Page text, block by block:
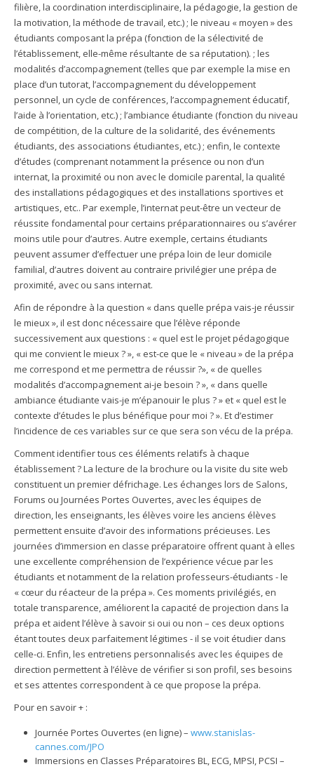
filière, la coordination interdisciplinaire, la pédagogie, la gestion de
la motivation, la méthode de travail, etc.) ; le niveau « moyen » des
étudiants composant la prépa (fonction de la sélectivité de
l’établissement, elle-même résultante de sa réputation). ; les
modalités d’accompagnement (telles que par exemple la mise en
place d’un tutorat, l’accompagnement du développement
personnel, un cycle de conférences, l’accompagnement éducatif,
l’aide à l’orientation, etc.) ; l’ambiance étudiante (fonction du niveau
de compétition, de la culture de la solidarité, des événements
étudiants, des associations étudiantes, etc.) ; enfin, le contexte
d’études (comprenant notamment la présence ou non d’un
internat, la proximité ou non avec le domicile parental, la qualité
des installations pédagogiques et des installations sportives et
artistiques, etc.. Par exemple, l’internat peut-être un vecteur de
réussite fondamental pour certains préparationnaires ou s’avérer
moins utile pour d’autres. Autre exemple, certains étudiants
peuvent assumer d’effectuer une prépa loin de leur domicile
familial, d’autres doivent au contraire privilégier une prépa de
proximité, avec ou sans internat.
Afin de répondre à la question « dans quelle prépa vais-je réussir
le mieux », il est donc nécessaire que l’élève réponde
successivement aux questions : « quel est le projet pédagogique
qui me convient le mieux ? », « est-ce que le « niveau » de la prépa
me correspond et me permettra de réussir ?», « de quelles
modalités d’accompagnement ai-je besoin ? », « dans quelle
ambiance étudiante vais-je m’épanouir le plus ? » et « quel est le
contexte d’études le plus bénéfique pour moi ? ». Et d’estimer
l’incidence de ces variables sur ce que sera son vécu de la prépa.
Comment identifier tous ces éléments relatifs à chaque
établissement ? La lecture de la brochure ou la visite du site web
constituent un premier défrichage. Les échanges lors de Salons,
Forums ou Journées Portes Ouvertes, avec les équipes de
direction, les enseignants, les élèves voire les anciens élèves
permettent ensuite d’avoir des informations précieuses. Les
journées d’immersion en classe préparatoire offrent quant à elles
une excellente compréhension de l’expérience vécue par les
étudiants et notamment de la relation professeurs-étudiants - le
« cœur du réacteur de la prépa ». Ces moments privilégiés, en
totale transparence, améliorent la capacité de projection dans la
prépa et aident l’élève à savoir si oui ou non – ces deux options
étant toutes deux parfaitement légitimes - il se voit étudier dans
celle-ci. Enfin, les entretiens personnalisés avec les équipes de
direction permettent à l’élève de vérifier si son profil, ses besoins
et ses attentes correspondent à ce que propose la prépa.
Pour en savoir + :
Journée Portes Ouvertes (en ligne) – www.stanislas-
cannes.com/JPO
Immersions en Classes Préparatoires BL, ECG, MPSI, PCSI –